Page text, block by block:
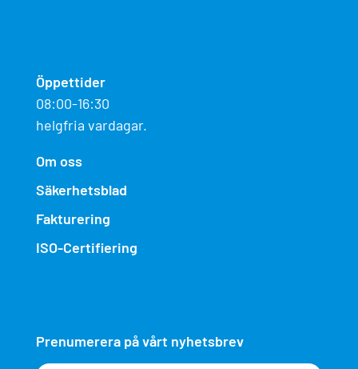
Öppettider
08:00-16:30
helgfria vardagar.
Om oss
Säkerhetsblad
Fakturering
ISO-Certifiering
Prenumerera på vårt nyhetsbrev